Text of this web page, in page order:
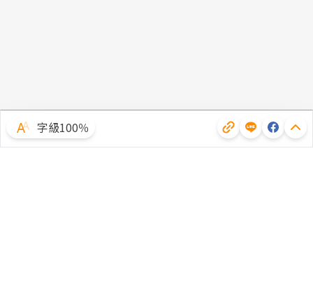
字級100％